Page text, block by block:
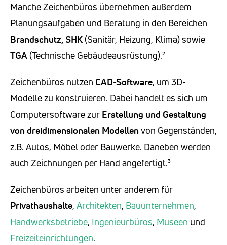
Manche Zeichenbüros übernehmen außerdem
Planungsaufgaben und Beratung in den Bereichen
Brandschutz, SHK(Sanitär, Heizung, Klima) sowie
TGA(Technische Gebäudeausrüstung).²
Zeichenbüros nutzen CAD-Software, um 3D-
Modelle zu konstruieren. Dabei handelt es sich um
Computersoftware zur Erstellung und Gestaltung
von dreidimensionalen Modellen von Gegenständen,
z.B. Autos, Möbel oder Bauwerke. Daneben werden
auch Zeichnungen per Hand angefertigt.³
Zeichenbüros arbeiten unter anderem für
Privathaushalte, Architekten, Bauunternehmen,
Handwerksbetriebe, Ingenieurbüros, Museen und
Freizeiteinrichtungen.